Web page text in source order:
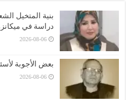
بنية المتخيل
دراسة في
2026-08-06
بعض الأجوبة
2026-08-06